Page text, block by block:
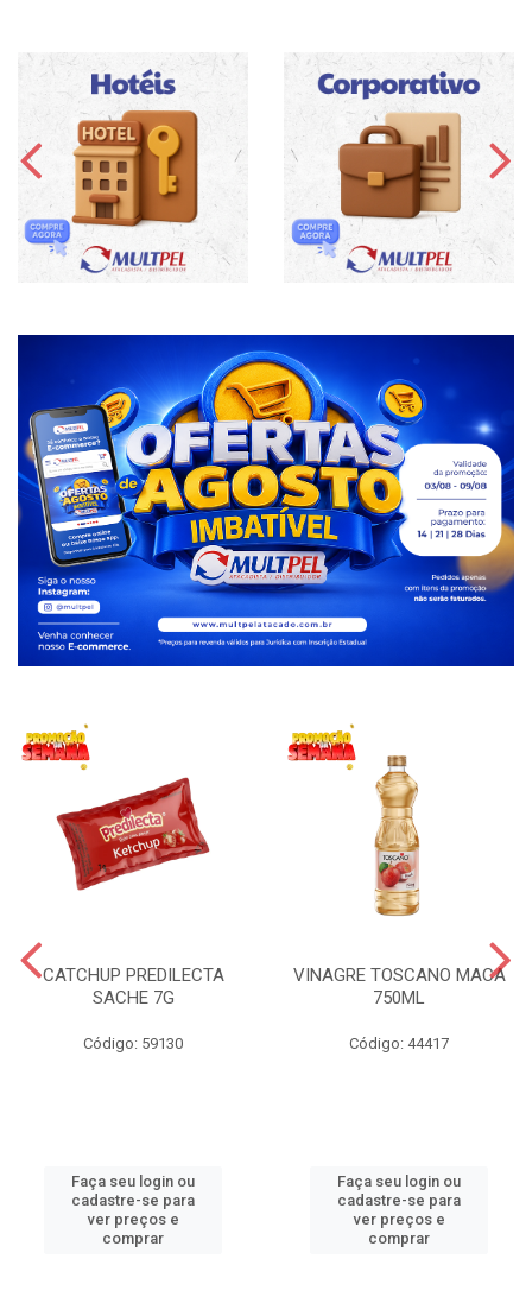
CATCHUP PREDILECTA
SACHE 7G
Código: 59130
Faça seu login ou
cadastre-se para
ver preços e
comprar
VINAGRE TOSCANO MACA
750ML
Código: 44417
Faça seu login ou
cadastre-se para
ver preços e
comprar